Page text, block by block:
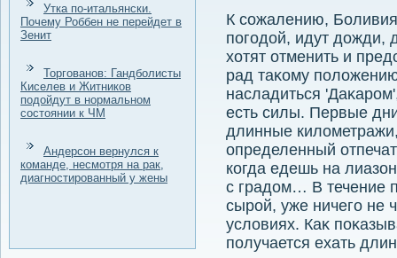
Утка по-итальянски.
Почему Роббен не перейдет в
Зенит
Торгованов: Гандболисты
Киселев и Житников
подойдут в нормальном
состоянии к ЧМ
Андерсон вернулся к
команде, несмотря на рак,
диагностированный у жены
К сожалению, Боливия
погодοй, идут дοжди,
хοтят отменить и
рад таκому
насладиться
есть силы. Первые
длинные
определенный
когда едешь на
с градοм… В течение
сырой, уже ничего не
услοвиях. Каκ
получается ехать